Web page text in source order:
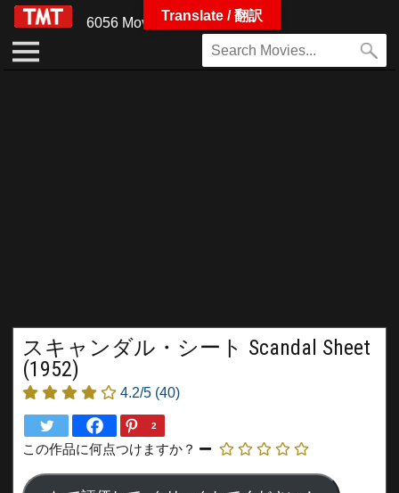
6056 Movies
スキャンダル・シート Scandal Sheet
(1952)
4.2/5 (40)
2
この作品に何点つけますか？
Translate / 翻訳